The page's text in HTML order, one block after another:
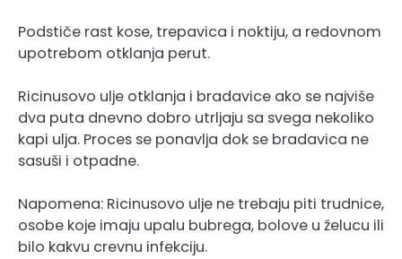
Podstiče rast kose, trepavica i noktiju, a redovnom
upotrebom otklanja perut.
Ricinusovo ulje otklanja i bradavice ako se najviše
dva puta dnevno dobro utrljaju sa svega nekoliko
kapi ulja. Proces se ponavlja dok se bradavica ne
sasuši i otpadne.
Napomena: Ricinusovo ulje ne trebaju piti trudnice,
osobe koje imaju upalu bubrega, bolove u želucu ili
bilo kakvu crevnu infekciju.